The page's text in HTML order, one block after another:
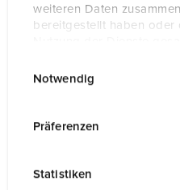
weiteren Daten
bereitgestellt haben oder
Notwendig
Präferenzen
Statistiken